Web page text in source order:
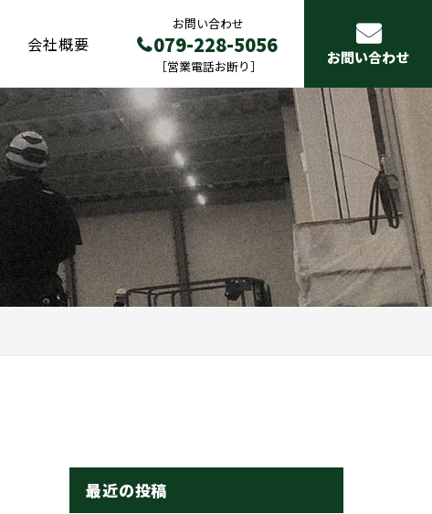
会社概要
お問い合わせ
079-228-5056
［営業電話お断り］ お問い合わせ
最近の投稿